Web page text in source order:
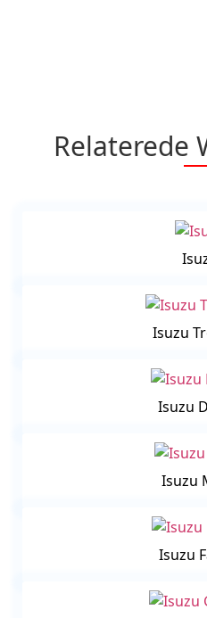
Relaterede
Isuzu
Isuzu
Isuzu
Isuzu